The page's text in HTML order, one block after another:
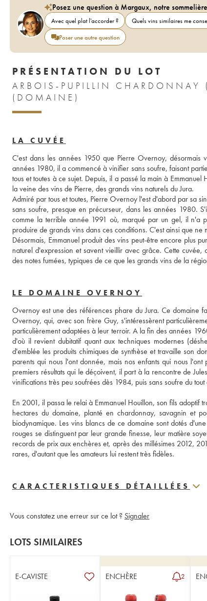
Posez une question à Margaux, notre
Avec quel plat l'accorder ? Quels vins similaires me
Poser une autre question
PRÉSENTATION DU LOT
ARBOIS-PUPILLIN
(DOMAINE)
LA CUVÉE
C'est dans les années 1950 que Pierre Overnoy,
années 1980, il a commencé à vinifier sans soufre, faisant
tous et toutes à ce sujet. Depuis, il a passé la main à
la veine des vins de Pierre, des grands vins naturels du Jura.
Admiré par tous et toutes, Pierre Overnoy l'est d'abord par sa
sans soufre, presque en précurseur, dans les années 1980.
comme la terrible année 1991 où, marqué par un gel, il n'a
produire de grands vins dans ces conditions. C'est ainsi que
Désormais, Emmanuel produit des vins peut-être encore plus
naturel d'expression et savent vieillir avec grâce. Cette
des notes fumées, typiques de ce que les grands vins de la
LE DOMAINE OVERNOY
Overnoy est une des références phare du Jura. Ce domaine
Overnoy, qui, avec son frère Guy, s'intéressèrent
particulièrement adaptées à leur terroir. A la fin des années
d'où il revient dubitatif quant aux techniques modernes
d'emblée les produits chimiques de synthèse et travaille son
parents qui nous l'ont donnée, mais nos enfants qui nous
premiers résultats qui le déçoivent, il part à la rencontre de
vinifications très peu soufrées dès 1984, puis sans soufre du
En 2001, il passa le relai à Emmanuel Houillon, son fils adoptif
hectares du domaine, planté en chardonnay, savagnin et
biodynamique. Les vins blancs de ce domaine sont dotés
rouges se distinguent par leur grande finesse, leur matière
records de prix aux enchères et, après des millésimes 2012,
rares, d'autant que les amateurs lui restent très fidèles.
CARACTERISTIQUES DÉTAILLÉES
Vous constatez une erreur sur ce lot ? Signaler
LOTS SIMILAIRES
E-CAVISTE ENCHÈRE 2